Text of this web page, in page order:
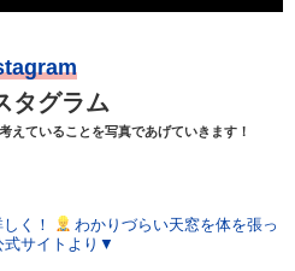
タグラム
えていることを写真であげていきます！
く！
わかりづらい天窓を体を張っ
サイトより▼